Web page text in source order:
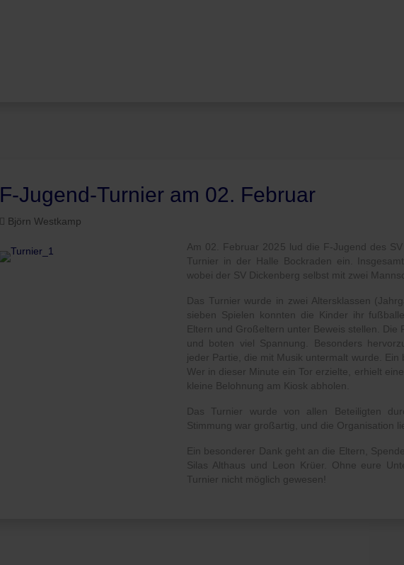
F-Jugend-Turnier am 02. Februar
Björn Westkamp
Am 02. Februar 2025 lud die F-Jugend des
Turnier in der Halle Bockraden ein.
wobei der SV Dickenberg selbst mit zwei
Das Turnier wurde in zwei Altersklassen
sieben Spielen konnten die Kinder ihr
Eltern und Großeltern unter Beweis stellen. Die
und boten viel Spannung. Besonders
jeder Partie, die mit Musik untermalt wurde. Ein
Wer in dieser Minute ein Tor erzielte, erhielt
kleine Belohnung am Kiosk abholen.
Das Turnier wurde von allen Beteiligten
Stimmung war großartig, und die Organisation
Ein besonderer Dank geht an die Eltern,
Silas Althaus und Leon Krüer. Ohne eure
Turnier nicht möglich gewesen!